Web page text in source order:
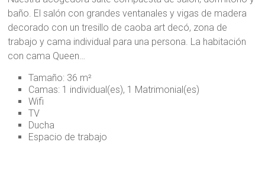
baño. El salón con grandes ventanales y vigas de madera
decorado con un tresillo de caoba art decó, zona de
trabajo y cama individual para una persona. La habitación
con cama Queen…
Tamaño: 36 m²
Camas: 1 individual(es), 1 Matrimonial(es)
Wifi
TV
Ducha
Espacio de trabajo